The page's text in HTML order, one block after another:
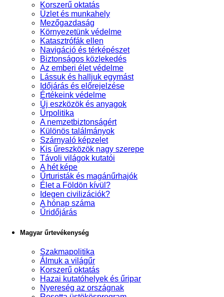
Korszerű oktatás
Üzlet és munkahely
Mezőgazdaság
Környezetünk védelme
Katasztrófák ellen
Navigáció és térképészet
Biztonságos közlekedés
Az emberi élet védelme
Lássuk és halljuk egymást
Időjárás és előrejelzése
Értékeink védelme
Új eszközök és anyagok
Űrpolitika
A nemzetbiztonságért
Különös találmányok
Szárnyaló képzelet
Kis űreszközök nagy szerepe
Távoli világok kutatói
A hét képe
Űrturisták és magánűrhajók
Élet a Földön kívül?
Idegen civilizációk?
A hónap száma
Űridőjárás
Magyar űrtevékenység
Szakmapolitika
Álmuk a világűr
Korszerű oktatás
Hazai kutatóhelyek és űripar
Nyereség az országnak